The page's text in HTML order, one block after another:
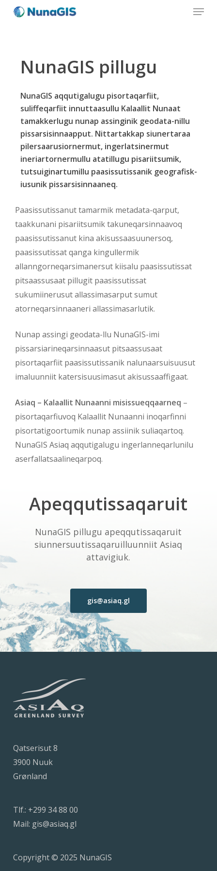
Skip
Menu
NunaGIS pillugu
NunaGIS aqqutigalugu pisortaqarfiit,
suliffeqarfiit innuttaasullu Kalaallit Nunaat
tamakkerlugu nunap assinginik geodata-nillu
pissarsisinnaapput. Nittartakkap siunertaraa
pilersaarusiornermut, ingerlatsinermut
ineriartornermullu atatillugu pisariitsumik,
tutsuiginartumillu paasissutissanik geografisk-
iusunik pissarsisinnaaneq.
Paasissutissanut tamarmik metadata-qarput,
taakkunani pisariitsumik takuneqarsinnaavoq
paasissutissanut kina akisussaasuunersoq,
paasissutissat qanga kingullermik
allanngorneqarsimanersut kiisalu paasissutissat
pitsaassusaat pillugit paasissutissat
sukumiinerusut allassimasarput sumut
atorneqarsinnaaneri allassimasarlutik.
Nunap assingi geodata-llu NunaGIS-imi
pissarsiarineqarsinnaasut pitsaassusaat
pisortaqarfiit paasissutissanik nalunaarsuisuusut
imaluunniit katersisuusimasut akisussaaffigaat.
Asiaq – Kalaallit Nunaanni misissueqqaarneq –
pisortaqarfiuvoq Kalaallit Nunaanni inoqarfinni
pisortatigoortumik nunap assiinik suliaqartoq.
NunaGIS Asiaq aqqutigalugu ingerlanneqarlunilu
aserfallatsaalineqarpoq.
Apeqqutissaqaruit
NunaGIS pillugu apeqqutissaqaruit
siunnersuutissaqaruilluunniit Asiaq
attavigiuk.
gis@asiaq.gl
Qatserisut 8
3900 Nuuk
Grønland
Tlf.: +299 34 88 00
Mail: gis@asiaq.gl
Copyright © 2025 NunaGIS